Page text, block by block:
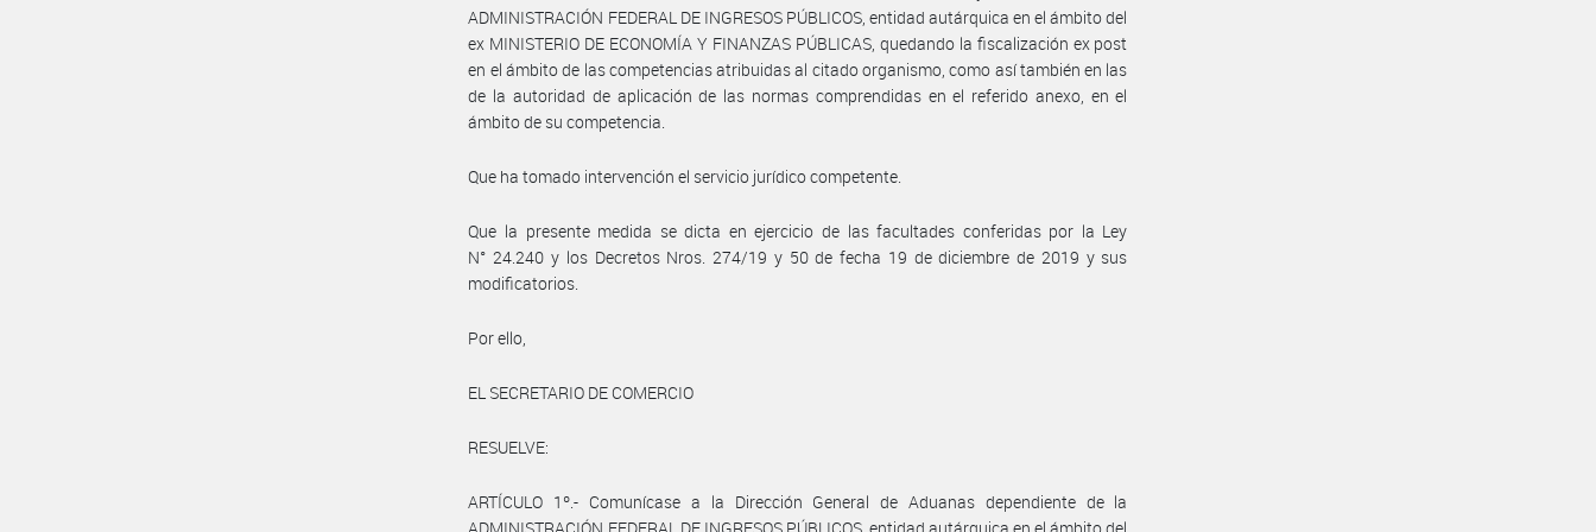
ADMINISTRACIÓN FEDERAL DE INGRESOS PÚBLICOS, entidad autárquica en el ámbito del
ex MINISTERIO DE ECONOMÍA Y FINANZAS PÚBLICAS, quedando la fiscalización ex post
en el ámbito de las competencias atribuidas al citado organismo, como así también en las
de la autoridad de aplicación de las normas comprendidas en el referido anexo, en el
ámbito de su competencia.
Que ha tomado intervención el servicio jurídico competente.
Que la presente medida se dicta en ejercicio de las facultades conferidas por la Ley
N° 24.240 y los Decretos Nros. 274/19 y 50 de fecha 19 de diciembre de 2019 y sus
modificatorios.
Por ello,
EL SECRETARIO DE COMERCIO
RESUELVE:
ARTÍCULO 1º.- Comunícase a la Dirección General de Aduanas dependiente de la